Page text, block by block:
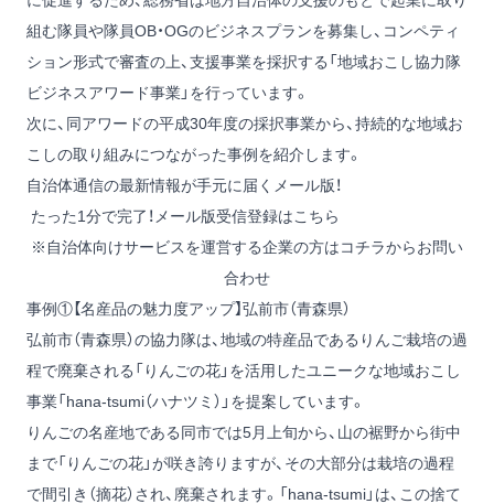
組む隊員や隊員OB・OGのビジネスプランを募集し、コンペティ
ション形式で審査の上、支援事業を採択する「地域おこし協力隊
ビジネスアワード事業」を行っています。
次に、同アワードの平成30年度の採択事業から、持続的な地域お
こしの取り組みにつながった事例を紹介します。
自治体通信の最新情報が手元に届くメール版！
たった1分で完了！メール版受信登録はこちら
※自治体向けサービスを運営する企業の方はコチラからお問い
合わせ
事例①【名産品の魅力度アップ】弘前市（青森県）
弘前市（青森県）の協力隊は、地域の特産品であるりんご栽培の過
程で廃棄される「りんごの花」を活用したユニークな地域おこし
事業「hana-tsumi（ハナツミ）」を提案しています。
りんごの名産地である同市では5月上旬から、山の裾野から街中
まで「りんごの花」が咲き誇りますが、その大部分は栽培の過程
で間引き（摘花）され、廃棄されます。「hana-tsumi」は、この捨て